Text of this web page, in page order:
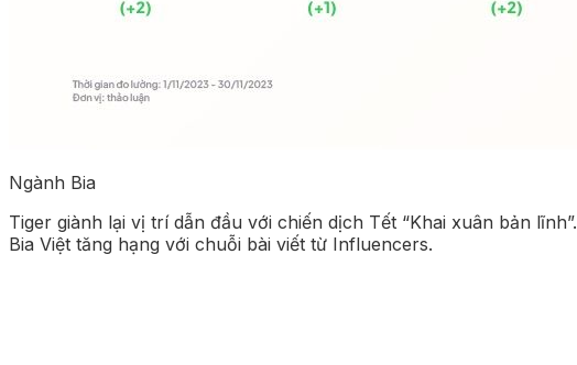
Ngành Bia
Tiger giành lại vị trí dẫn đầu với chiến dịch Tết “Khai xuân bản lĩnh”.
Bia Việt tăng hạng với chuỗi bài viết từ Influencers.